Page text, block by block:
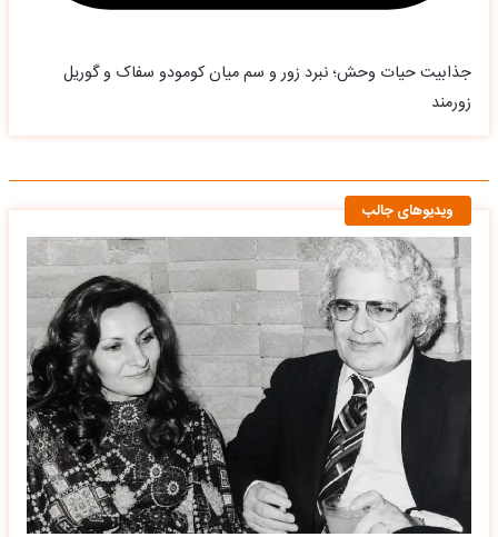
جذابیت حیات وحش؛ نبرد زور و سم میان کومودو سفاک و گوریل
زورمند
ویدیوهای جالب